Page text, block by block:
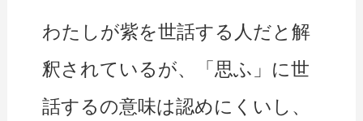
わたしが紫を世話する人だと解
釈されているが、「思ふ」に世
話するの意味は認めにくいし、